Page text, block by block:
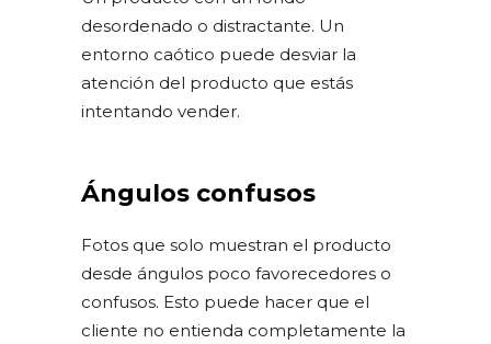
desordenado o distractante. Un
entorno caótico puede desviar la
atención del producto que estás
intentando vender.
Ángulos confusos
Fotos que solo muestran el producto
desde ángulos poco favorecedores o
confusos. Esto puede hacer que el
cliente no entienda completamente la